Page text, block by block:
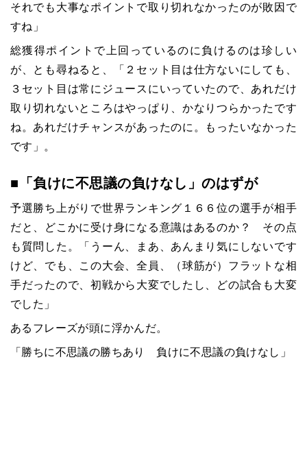
それでも大事なポイントで取り切れなかったのが敗因で
すね」
総獲得ポイントで上回っているのに負けるのは珍しい
が、とも尋ねると、「２セット目は仕方ないにしても、
３セット目は常にジュースにいっていたので、あれだけ
取り切れないところはやっぱり、かなりつらかったです
ね。あれだけチャンスがあったのに。もったいなかった
です」。
■「負けに不思議の負けなし」のはずが
予選勝ち上がりで世界ランキング１６６位の選手が相手
だと、どこかに受け身になる意識はあるのか？ その点
も質問した。「うーん、まあ、あんまり気にしないです
けど、でも、この大会、全員、（球筋が）フラットな相
手だったので、初戦から大変でしたし、どの試合も大変
でした」
あるフレーズが頭に浮かんだ。
「勝ちに不思議の勝ちあり 負けに不思議の負けなし」